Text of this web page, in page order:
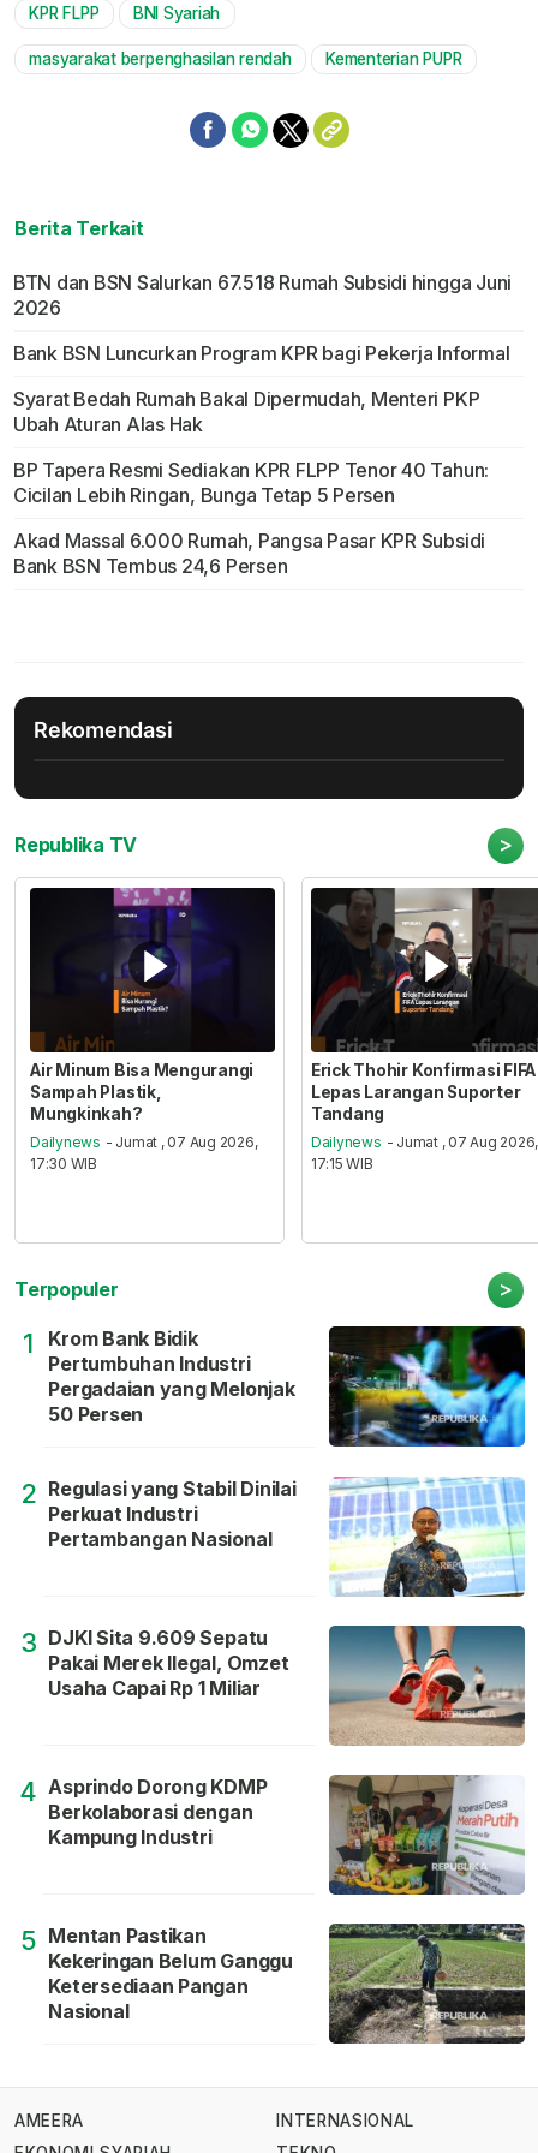
KPR FLPP BNI Syariah
masyarakat berpenghasilan rendah Kementerian PUPR
Berita Terkait
BTN dan BSN Salurkan 67.518 Rumah Subsidi hingga Juni
2026
Bank BSN Luncurkan Program KPR bagi Pekerja Informal
Syarat Bedah Rumah Bakal Dipermudah, Menteri PKP
Ubah Aturan Alas Hak
BP Tapera Resmi Sediakan KPR FLPP Tenor 40 Tahun:
Cicilan Lebih Ringan, Bunga Tetap 5 Persen
Akad Massal 6.000 Rumah, Pangsa Pasar KPR Subsidi
Bank BSN Tembus 24,6 Persen
Rekomendasi
Republika TV >
Air Minum Bisa Mengurangi
Sampah Plastik,
Mungkinkah?
Dailynews - Jumat , 07 Aug 2026,
17:30 WIB
Erick Thohir Konfirmasi FIFA
Lepas Larangan Suporter
Tandang
Dailynews - Jumat , 07 Aug 2026,
17:15 WIB
Terpopuler >
1
Krom Bank Bidik
Pertumbuhan Industri
Pergadaian yang Melonjak
50 Persen
2 Regulasi yang Stabil Dinilai
Perkuat Industri
Pertambangan Nasional
3 DJKI Sita 9.609 Sepatu
Pakai Merek Ilegal, Omzet
Usaha Capai Rp 1 Miliar
4 Asprindo Dorong KDMP
Berkolaborasi dengan
Kampung Industri
5 Mentan Pastikan
Kekeringan Belum Ganggu
Ketersediaan Pangan
Nasional
AMEERA
INTERNASIONAL